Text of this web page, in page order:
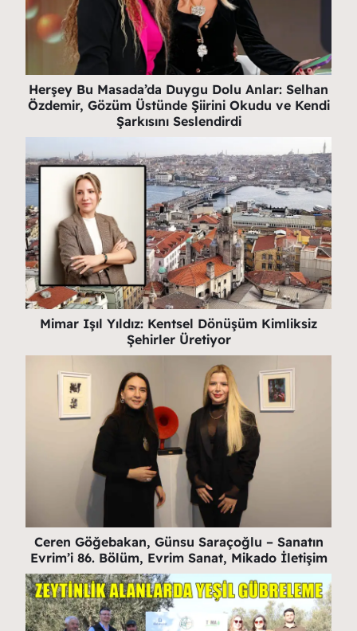
Herşey Bu Masada’da Duygu Dolu Anlar: Selhan
Özdemir, Gözüm Üstünde Şiirini Okudu ve Kendi
Şarkısını Seslendirdi
Mimar Işıl Yıldız: Kentsel Dönüşüm Kimliksiz
Şehirler Üretiyor
Ceren Göğebakan, Günsu Saraçoğlu – Sanatın
Evrim’i 86. Bölüm, Evrim Sanat, Mikado İletişim